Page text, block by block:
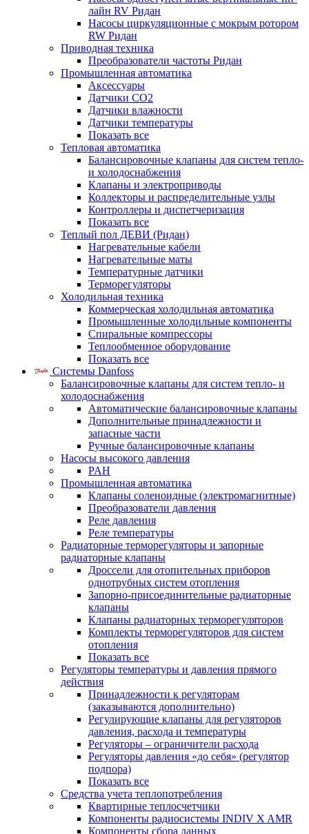
лайн RV Ридан
Насосы циркуляционные с мокрым ротором
RW Ридан
Приводная техника
Преобразователи частоты Ридан
Промышленная автоматика
Аксессуары
Датчики CO2
Датчики влажности
Датчики температуры
Показать все
Тепловая автоматика
Балансировочные клапаны для систем тепло-
и холодоснабжения
Клапаны и электроприводы
Коллекторы и распределительные узлы
Контроллеры и диспетчеризация
Показать все
Теплый пол ДЕВИ (Ридан)
Нагревательные кабели
Нагревательные маты
Температурные датчики
Терморегуляторы
Холодильная техника
Коммерческая холодильная автоматика
Промышленные холодильные компоненты
Спиральные компрессоры
Теплообменное оборудование
Показать все
Системы Danfoss
Балансировочные клапаны для систем тепло- и
холодоснабжения
Автоматические балансировочные клапаны
Дополнительные принадлежности и
запасные части
Ручные балансировочные клапаны
Насосы высокого давления
PAH
Промышленная автоматика
Клапаны соленоидные (электромагнитные)
Преобразователи давления
Реле давления
Реле температуры
Радиаторные терморегуляторы и запорные
радиаторные клапаны
Дроссели для отопительных приборов
однотрубных систем отопления
Запорно-присоединительные радиаторные
клапаны
Клапаны радиаторных терморегуляторов
Комплекты терморегуляторов для систем
отопления
Показать все
Регуляторы температуры и давления прямого
действия
Принадлежности к регуляторам
(заказываются дополнительно)
Регулирующие клапаны для регуляторов
давления, расхода и температуры
Регуляторы – ограничители расхода
Регуляторы давления «до себя» (регулятор
подпора)
Показать все
Средства учета теплопотребления
Квартирные теплосчетчики
Компоненты радиосистемы INDIV X AMR
Компоненты сбора данных